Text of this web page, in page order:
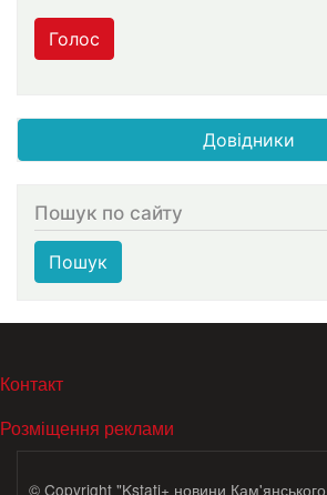
Голос
Довідники
Пошук по сайту
Пошук
МЕНЮ В ПОДВАЛЕ
Контакт
Розміщення реклами
© Copyright "Kstati+ новини Кам'янського